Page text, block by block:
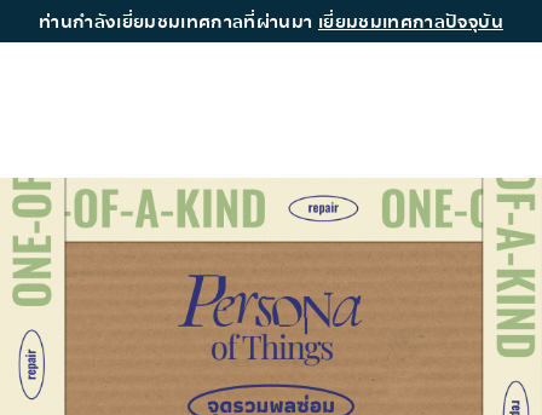
ท่านกำลังเยี่ยมชมเทศกาลที่ผ่านมา เยี่ยมชมเทศกาลปัจจุบัน